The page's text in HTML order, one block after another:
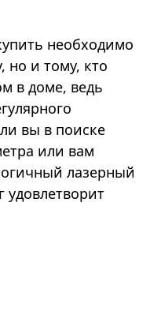
необходимо
но и тому, кто
в доме, ведь
вы в поиске
или вам
лазерный
удовлетворит